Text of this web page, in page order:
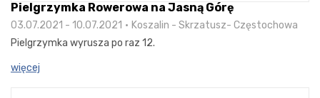
Pielgrzymka Rowerowa na Jasną Górę
03.07.2021 - 10.07.2021
Koszalin - Skrzatusz- Częstochowa
Pielgrzymka wyrusza po raz 12.
więcej